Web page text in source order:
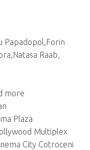
Papadopol,Forin
Raab,
more
Plaza
Multiplex
City Cotroceni